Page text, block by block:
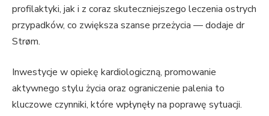
profilaktyki, jak i z coraz skuteczniejszego leczenia ostrych
przypadków, co zwiększa szanse przeżycia — dodaje dr
Strøm.
Inwestycje w opiekę kardiologiczną, promowanie
aktywnego stylu życia oraz ograniczenie palenia to
kluczowe czynniki, które wpłynęły na poprawę sytuacji.